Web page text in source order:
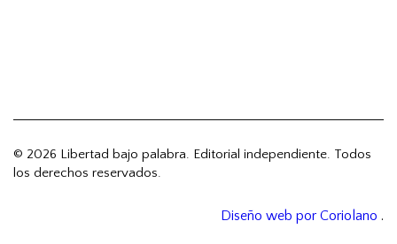
© 2026 Libertad bajo palabra. Editorial independiente. Todos
los derechos reservados.
Diseño web por Coriolano .